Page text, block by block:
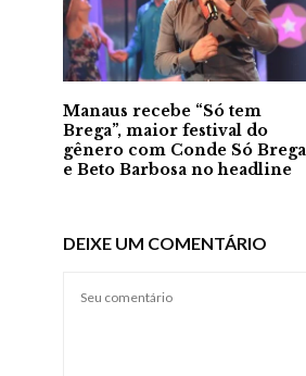
Manaus recebe “Só tem
Brega”, maior festival do
gênero com Conde Só Brega
e Beto Barbosa no headline
DEIXE UM COMENTÁRIO